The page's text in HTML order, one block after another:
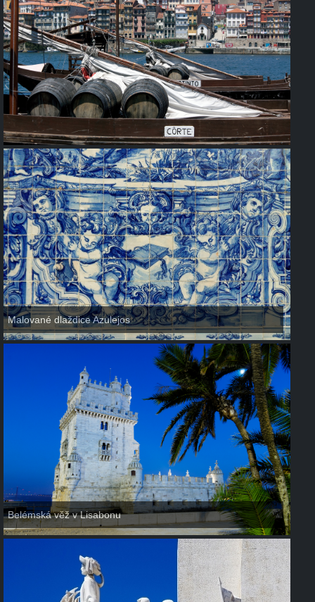
Malované dlaždice Azulejos
Belémská věž v Lisabonu